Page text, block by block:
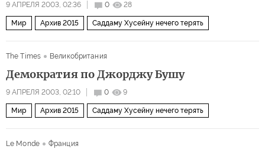
9 АПРЕЛЯ 2003, 02:36 0 28
Мир Архив 2015 Саддаму Хусейну нечего терять
The Times Великобритания
Демократия по Джорджу Бушу
9 АПРЕЛЯ 2003, 02:10 0 9
Мир Архив 2015 Саддаму Хусейну нечего терять
Le Monde Франция